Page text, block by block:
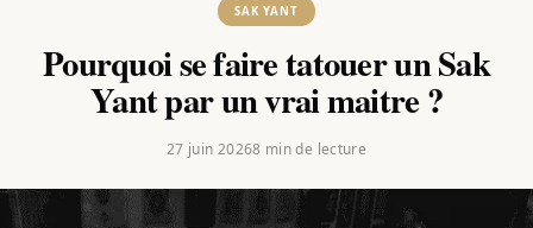
SAK YANT
Pourquoi se faire tatouer un Sak
Yant par un vrai maitre ?
27 juin 20268 min de lecture